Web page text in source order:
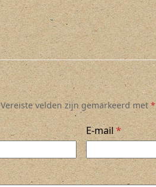
Vereiste velden zijn gemarkeerd met*
E-mail*